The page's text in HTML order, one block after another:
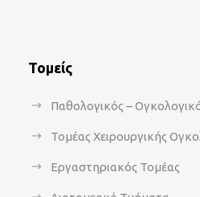
Τομείς
Παθολογικός –
Τομέας Χειρουργικής
Εργαστηριακός Τομέας